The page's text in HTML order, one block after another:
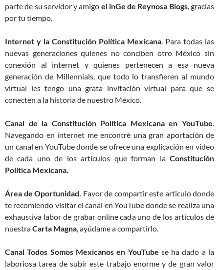
parte de su servidor y amigo el inGe de Reynosa Blogs, gracias
por tu tiempo.
Internet y la Constitución Política Mexicana. Para todas las
nuevas generaciones quienes no conciben otro México sin
conexión al internet y quienes pertenecen a esa nueva
generación de Millennials, que todo lo transfieren al mundo
virtual les tengo una grata invitación virtual para que se
conecten a la historia de nuestro México.
Canal de la Constitución Política Mexicana en YouTube.
Navegando en internet me encontré una gran aportación de
un canal en YouTube donde se ofrece una explicación en video
de cada uno de los artículos que forman la Constitución
Política Mexicana.
Área de Oportunidad. Favor de compartir este articulo donde
te recomiendo visitar el canal en YouTube donde se realiza una
exhaustiva labor de grabar online cada uno de los artículos de
nuestraCarta Magna, ayúdame a compartirlo.
Canal Todos Somos Mexicanos en YouTube se ha dado a la
laboriosa tarea de subir este trabajo enorme y de gran valor